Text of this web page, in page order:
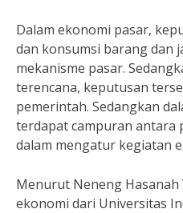
Dalam ekonomi pasar,
dan konsumsi barang dan
mekanisme pasar.
terencana, keputusan
pemerintah. Sedangkan
terdapat campuran antara
dalam mengatur kegiatan
Menurut Neneng
ekonomi dari Universitas